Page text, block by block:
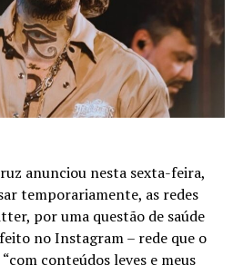
anunciou nesta sexta-feira,
temporariamente, as redes
por uma questão de saúde
no Instagram – rede que o
conteúdos leves e meus